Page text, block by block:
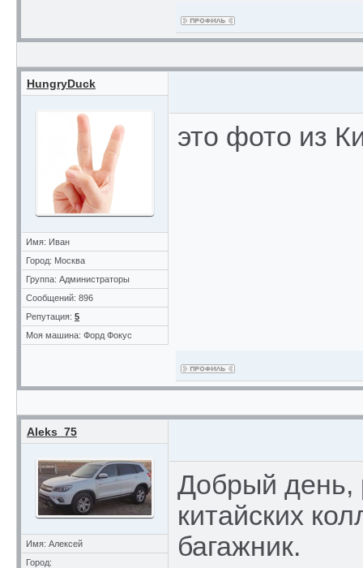
HungryDuck
Имя: Иван
Город: Москва
Группа: Администраторы
Сообщений: 896
Репутация: 5
Моя машина: Форд Фокус
это фото из
Aleks_75
Имя: Алексей
Город:
Добрый день,
китайских
багажник.